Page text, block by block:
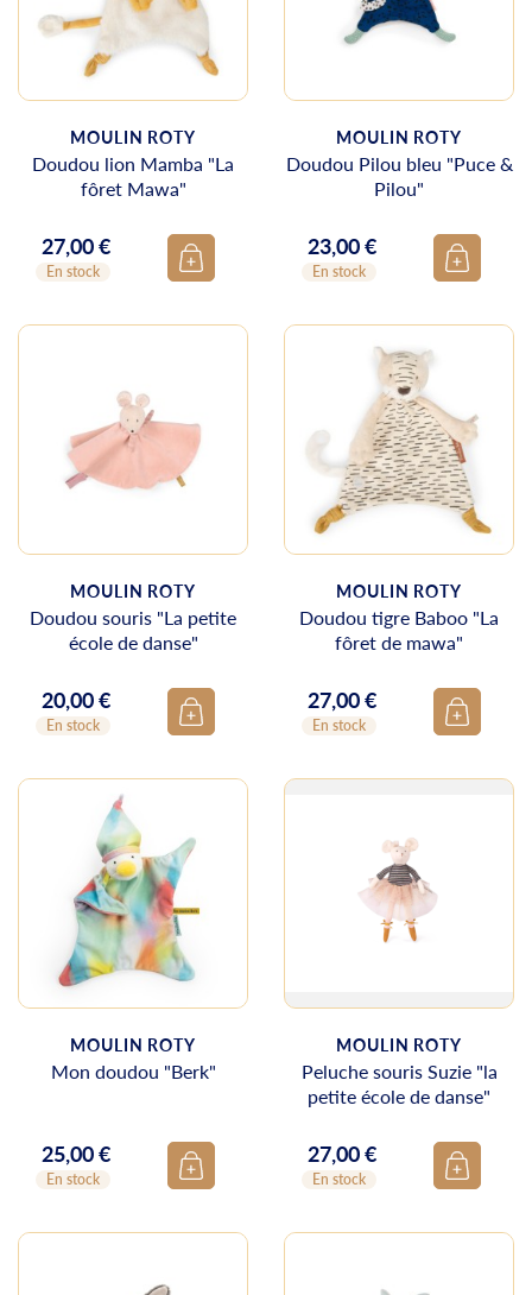
MOULIN ROTY
Doudou lion Mamba "La
fôret Mawa"
Prix
27,00 €
En stock
MOULIN ROTY
Doudou Pilou bleu "Puce &
Pilou"
Prix
23,00 €
En stock
MOULIN ROTY
Doudou souris "La petite
école de danse"
Prix
20,00 €
En stock
MOULIN ROTY
Doudou tigre Baboo "La
fôret de mawa"
Prix
27,00 €
En stock
MOULIN ROTY
Mon doudou "Berk"
Prix
25,00 €
En stock
MOULIN ROTY
Peluche souris Suzie "la
petite école de danse"
Prix
27,00 €
En stock